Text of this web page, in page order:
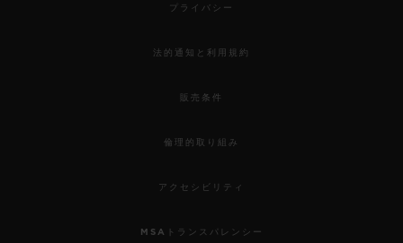
プライバシー
法的通知と利用規約
販売条件
倫理的取り組み
アクセシビリティ
MSAトランスパレンシー